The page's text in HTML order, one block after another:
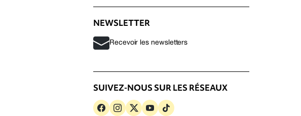
NEWSLETTER
Recevoir les newsletters
SUIVEZ-NOUS SUR LES RÉSEAUX